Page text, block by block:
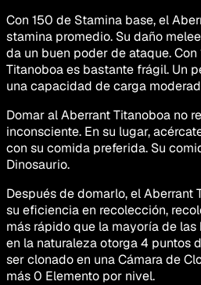
Con 150 de Stamina base, el
stamina promedio. Su daño
da un buen poder de ataque. Con
Titanoboa es bastante frágil. Un
una capacidad de carga
Domar al Aberrant Titanoboa no
inconsciente. En su lugar,
con su comida preferida. Su
Dinosaurio.
Después de domarlo, el Aberrant
su eficiencia en recolección,
más rápido que la mayoría de las
en la naturaleza otorga 4 puntos
ser clonado en una Cámara de
más 0 Elemento por nivel.